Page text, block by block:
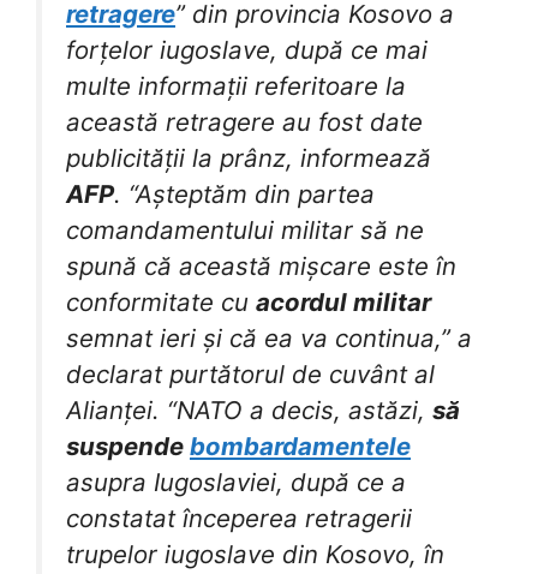
retragere” din provincia Kosovo a
forțelor iugoslave, după ce mai
multe informații referitoare la
această retragere au fost date
publicității la prânz, informează
AFP. “Așteptăm din partea
comandamentului militar să ne
spună că această mișcare este în
conformitate cu acordul militar
semnat ieri și că ea va continua,” a
declarat purtătorul de cuvânt al
Alianței. “NATO a decis, astăzi, să
suspende bombardamentele
asupra Iugoslaviei, după ce a
constatat începerea retragerii
trupelor iugoslave din Kosovo, în